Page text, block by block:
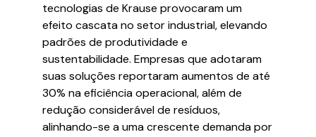
tecnologias de Krause provocaram um
efeito cascata no setor industrial, elevando
padrões de produtividade e
sustentabilidade. Empresas que adotaram
suas soluções reportaram aumentos de até
30% na eficiência operacional, além de
redução considerável de resíduos,
alinhando-se a uma crescente demanda por